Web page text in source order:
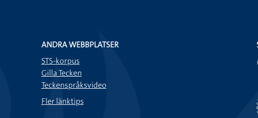
ANDRA WEBBPLATSER
STS-korpus
Gilla Tecken
Teckenspråksvideo
Fler länktips